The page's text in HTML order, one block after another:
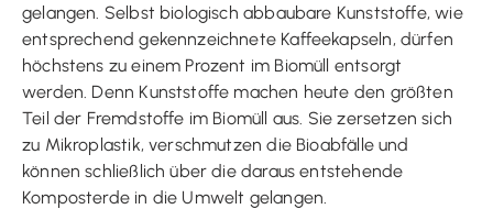
gelangen. Selbst biologisch abbaubare Kunststoffe, wie
entsprechend gekennzeichnete Kaffeekapseln, dürfen
höchstens zu einem Prozent im Biomüll entsorgt
werden. Denn Kunststoffe machen heute den größten
Teil der Fremdstoffe im Biomüll aus. Sie zersetzen sich
zu Mikroplastik, verschmutzen die Bioabfälle und
können schließlich über die daraus entstehende
Komposterde in die Umwelt gelangen.